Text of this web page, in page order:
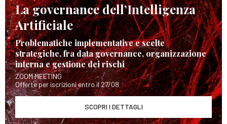
La governance dell’Intelligenza
Artificiale
Problematiche implementative e scelte
strategiche, fra data governance, organizzazione
interna e gestione dei rischi
ZOOM MEETING
Offerte per iscrizioni entro il 27/08
SCOPRI I DETTAGLI